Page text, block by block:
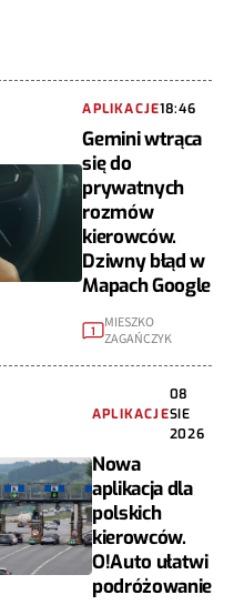
APLIKACJE18:46
Gemini wtrąca
się do
prywatnych
rozmów
kierowców.
Dziwny błąd w
Mapach Google
1
MIESZKO
ZAGAŃCZYK
APLIKACJE
08
SIE
2026
Nowa
aplikacja dla
polskich
kierowców.
O!Auto ułatwi
podróżowanie